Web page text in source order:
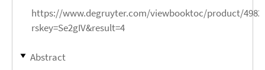
https://www.degruyter.com/viewbooktoc/product/
rskey=Se2gIV&result=4
Abstract